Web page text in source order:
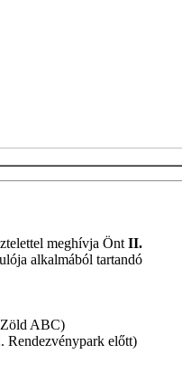
meghívja Önt II.
alkalmából tartandó
ABC)
Rendezvénypark előtt)